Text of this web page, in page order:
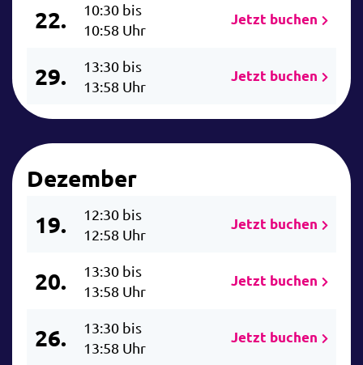
22.
10:30 bis
10:58 Uhr
Jetzt buchen
29.
13:30 bis
13:58 Uhr
Jetzt buchen
Dezember
19.
12:30 bis
12:58 Uhr
Jetzt buchen
20.
13:30 bis
13:58 Uhr
Jetzt buchen
26.
13:30 bis
13:58 Uhr
Jetzt buchen